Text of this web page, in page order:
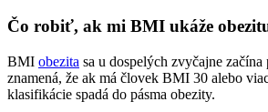
Čo robiť, ak mi BMI ukáže
BMI obezita sa u dospelých zvyčajne
znamená, že ak má človek BMI 30 alebo
klasifikácie spadá do pásma obezity.